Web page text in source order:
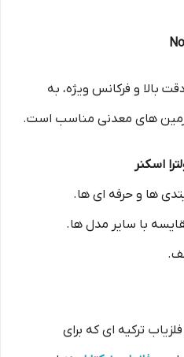
بالا و فرکانس ویژه، به
های معدنی مناسب است.
اسکنر
ها و حرفه ای ها.
با سایر مدل ها.
ترکیه ای که برای